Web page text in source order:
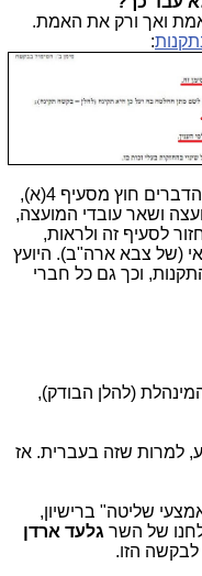
ואך ורק את האמת.
:
התקנות אומרות הרבה דברים. כל שאר הדברים חוץ מסעיף 4(א),
ושאר עובדי המועצה,
צבאי (של צבא ארה"ב). היועץ
וכך גם כל חברי
(להלן הבודק),
למרות שזה בעברית. אז
שליטה" ברישיון,
גלעד ארדן
הזו.